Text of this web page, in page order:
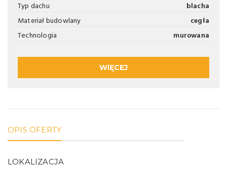
Typ dachu
blacha
Materiał budowlany
cegła
Technologia
murowana
WIĘCEJ
OPIS OFERTY
LOKALIZACJA